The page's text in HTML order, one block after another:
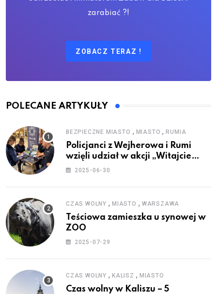
zarabiać ?!
ZOBACZ TERAZ !
POLECANE ARTYKUŁY
BEZPIECZNE MIASTO , MIASTO ,RUMIA
Policjanci z Wejherowa i Rumi
wzięli udział w akcji „Witajcie
Wakacje”
2025-06-30
CZAS WOLNY , MIASTO , WARSZAWA
Teściowa zamieszka u synowej w
ZOO
2025-07-29
CZAS WOLNY , KALISZ , MIASTO
Czas wolny w Kaliszu – 5